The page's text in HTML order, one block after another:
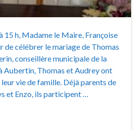
15 h, Madame le Maire, Françoise
de célébrer le mariage de Thomas
conseillère municipale de la
Aubertin, Thomas et Audrey ont
vie de famille. Déjà parents de
et Enzo, ils participent …